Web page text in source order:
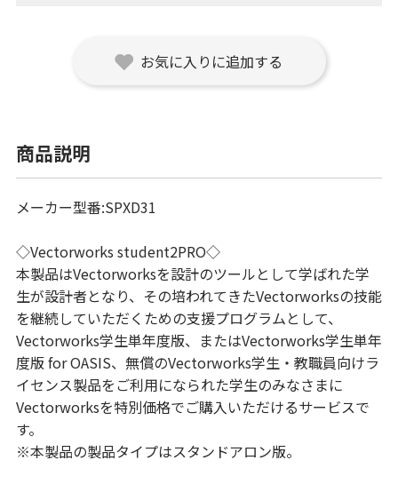
お気に入りに追加する
商品説明
メーカー型番:SPXD31
◇Vectorworks student2PRO◇
本製品はVectorworksを設計のツールとして学ばれた学
生が設計者となり、その培われてきたVectorworksの技能
を継続していただくための支援プログラムとして、
Vectorworks学生単年度版、またはVectorworks学生単年
度版 for OASIS、無償のVectorworks学生・教職員向けラ
イセンス製品をご利用になられた学生のみなさまに
Vectorworksを特別価格でご購入いただけるサービスで
す。
※本製品の製品タイプはスタンドアロン版。